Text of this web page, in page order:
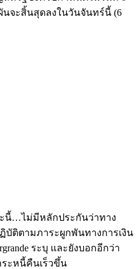
นจะสิ้นสุดลงในวันจันทร์นี้ (6
นี้…ไม่มีหลักประกันว่าทาง
บัติตามภาระผูกพันทางการเงิน
ระบุ และยังบอกอีกว่า
ระหนี้คืนเร็วขึ้น